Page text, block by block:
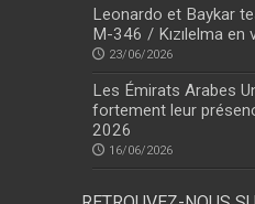
Leonardo et Baykar
M-346 / Kızılelma en
23/06/2026
Les Émirats Arabes
fortement leur
2026
16/06/2026